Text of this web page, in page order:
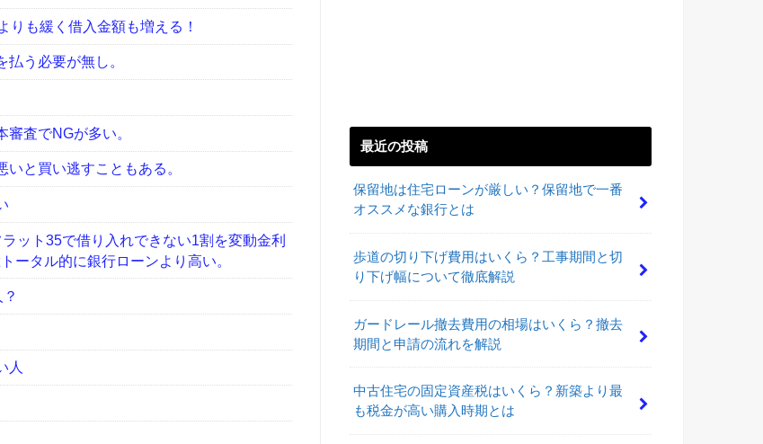
も緩く借入金額も増える！
う必要が無し。
査でNGが多い。
と買い逃すこともある。
ット35で借り入れできない1割を変動金利
ータル的に銀行ローンより高い。
人
最近の投稿
保留地は住宅ローンが厳しい？保留地で一番
オススメな銀行とは
歩道の切り下げ費用はいくら？工事期間と切
り下げ幅について徹底解説
ガードレール撤去費用の相場はいくら？撤去
期間と申請の流れを解説
中古住宅の固定資産税はいくら？新築より最
も税金が高い購入時期とは